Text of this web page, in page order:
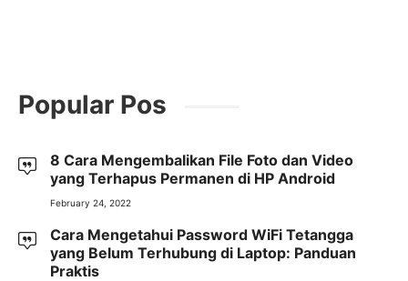
Popular Pos
8 Cara Mengembalikan File Foto dan Video
yang Terhapus Permanen di HP Android
February 24, 2022
Cara Mengetahui Password WiFi Tetangga
yang Belum Terhubung di Laptop: Panduan
Praktis